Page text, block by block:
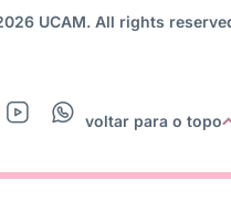
UCAM. All rights
voltar para o topo